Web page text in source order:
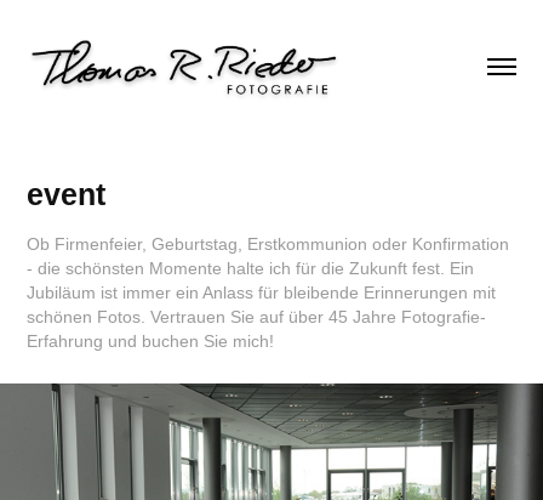
event
Ob Firmenfeier, Geburtstag, Erstkommunion oder Konfirmation
- die schönsten Momente halte ich für die Zukunft fest. Ein
Jubiläum ist immer ein Anlass für bleibende Erinnerungen mit
schönen Fotos. Vertrauen Sie auf über 45 Jahre Fotografie-
Erfahrung und buchen Sie mich!